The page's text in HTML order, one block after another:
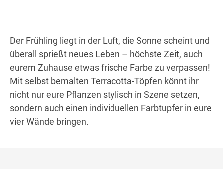
Der Frühling liegt in der Luft, die Sonne scheint und
überall sprießt neues Leben – höchste Zeit, auch
eurem Zuhause etwas frische Farbe zu verpassen!
Mit selbst bemalten Terracotta-Töpfen könnt ihr
nicht nur eure Pflanzen stylisch in Szene setzen,
sondern auch einen individuellen Farbtupfer in eure
vier Wände bringen.